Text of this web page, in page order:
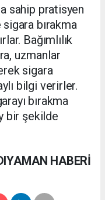
sahip pratisyen
bırakma
Bağımlılık
uzmanlar
sigara
bilgi verirler.
bırakma
bir şekilde
HABERİ